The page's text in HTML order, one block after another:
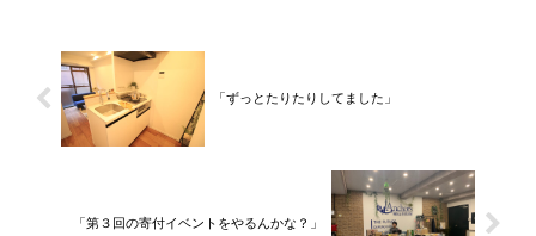
「ずっとたりたりしてました」
「第３回の寄付イベントをやるんかな？」